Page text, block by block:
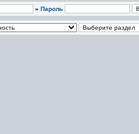
» Пароль